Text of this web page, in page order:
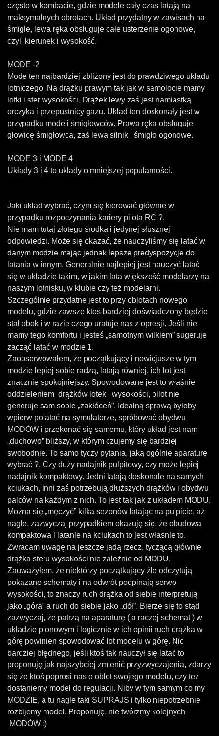
często w kombacie, gdzie modele cały czas latają na
maksymalnych obrotach. Układ przydatny w zawisach na
śmigle, lewa ręka obsługuje całe usterzenie ogonowe,
czyli kierunek i wysokość.
MODE -2
Mode ten najbardziej zbliżony jest do prawdziwego układu
lotniczego. Na drążku prawym tak jak w samolocie mamy
lotki i ster wysokości. Drążek lewy zaś jest namiastką
orczyka i przepustnicy gazu. Układ ten doskonały jest w
przypadku modeli śmigłowców. Prawa ręka obsługuje
głowicę śmigłowca, zaś lewa silnik i śmigło ogonowe.
MODE 3 i MODE 4
Układy 3 i 4 to układy o mniejszej popularności.
Jaki układ wybrać, czym się kierować głównie w
przypadku rozpoczynania kariery pilota RC ?.
Nie mam tutaj złotego środka i jedynej słusznej
odpowiedzi. Może się okazać, że nauczyliśmy się latać w
danym modzie mając jednak lepsze predyspozycje do
latania w innym. Generalnie najlepiej jest nauczyć latać
się w układzie takim, w jakim lata większość modelarzy na
naszym lotnisku, w klubie czy też modelarni.
Szczególnie przydatne jest to przy oblotach nowego
modelu, gdzie zawsze ktoś bardziej doświadczony będzie
stał obok i w razie czego uratuje nas z opresji. Jeśli nie
mamy tego komfortu i jesteś „samotnym wilkiem” sugeruje
zacząć latać w modzie 1.
Zaobserwowałem, że początkujący i nowicjusze w tym
modzie lepiej sobie radzą, latają równiej, ich lot jest
znacznie spokojniejszy. Spowodowane jest to właśnie
oddzieleniem drążków lotek i wysokości, pilot nie
generuje sam sobie „zakłóceń”. Idealną sprawą byłoby
wpierw polatać na symulatorze, spróbować obydwu
MODÓW i przekonać się samemu, który układ jest nam
„duchowo” bliższy, w którym czujemy się bardziej
swobodnie. To samo tyczy pytania, jaką ogólnie aparaturę
wybrać ?. Czy duży nadajnik pulpitowy, czy może lepiej
nadajnik kompaktowy. Jedni latają doskonale na samych
kciukach, inni zaś potrzebują dłuższych drążków i obydwu
palców na każdym z nich. To jest tak jak z układem MODU.
Można się „męczyć” kilka sezonów latając na pulpicie, aż
nagle, zazwyczaj przypadkiem okazuję się, że obudowa
kompaktowa i latanie na kciukach to jest właśnie to.
Zwracam uwagę na jeszcze jadą rzecz, tyczącą głównie
drążka steru wysokości nie zależnie od MODU.
Zauważyłem, że niektórzy początkujący źle odczytują
pokazane schematy i na odwrót podpinają serwo
wysokości, to znaczy ruch drążka od siebie interpretują
jako „góra” a ruch do siebie jako „dół”. Bierze się to stąd
zazwyczaj, że patrzą na aparaturę ( a raczej schemat ) w
układzie pionowym i logicznie w ich opinii ruch drążka w
górę powinien spowodować lot modelu w górę. Nic
bardziej błędnego, jeśli ktoś tak nauczył się latać to
proponuję jak najszybciej zmienić przyzwyczajenia, zdarzy
się że ktoś poprosi nas o oblot swojego modelu, czy też
dostaniemy model do regulacji. Niby w tym samym co my
MODZIE, a tu nagle taki SUPRAJS i tylko niepotrzebnie
rozbijemy model. Proponuję, nie twórzmy kolejnych
MODÓW :)